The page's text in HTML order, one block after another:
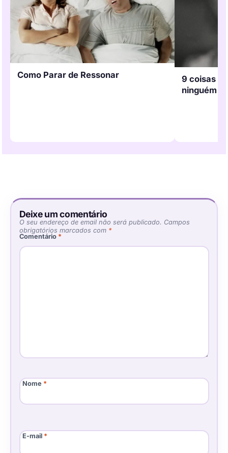
Como Parar de Ressonar
9 coisas
ninguém
Deixe um comentário
O seu endereço de email não será publicado. Campos
obrigatórios marcados com *
Comentário *
Nome *
E-mail *